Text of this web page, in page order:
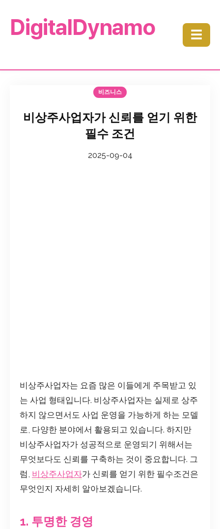
DigitalDynamo ☰
비즈니스
비상주사업자가 신뢰를 얻기 위한
필수 조건
2025-09-04
비상주사업자는 요즘 많은 이들에게 주목받고 있
는 사업 형태입니다. 비상주사업자는 실제로 상주
하지 않으면서도 사업 운영을 가능하게 하는 모델
로, 다양한 분야에서 활용되고 있습니다. 하지만
비상주사업자가 성공적으로 운영되기 위해서는
무엇보다도 신뢰를 구축하는 것이 중요합니다. 그
럼, 비상주사업자가 신뢰를 얻기 위한 필수조건은
무엇인지 자세히 알아보겠습니다.
1. 투명한 경영